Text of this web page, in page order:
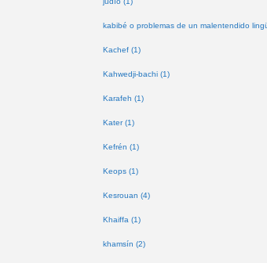
kabibé o problemas de un malentendido
Kachef (1)
Kahwedji-bachi (1)
Karafeh (1)
Kater (1)
Kefrén (1)
Keops (1)
Kesrouan (4)
Khaiffa (1)
khamsín (2)